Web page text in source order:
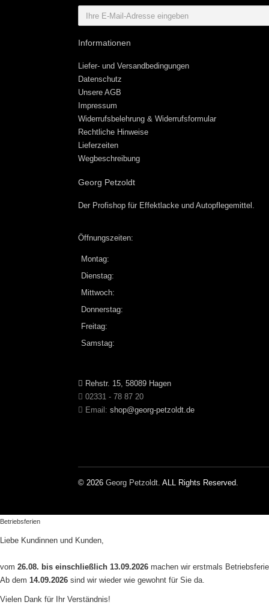
Informationen
Liefer- und Versandbedingungen
Datenschutz
Unsere AGB
Impressum
Widerrufsbelehrung & Widerrufsformular
Rechtliche Hinweise
Lieferzeiten
Wegbeschreibung
Georg Petzoldt
Der Profishop für Effektlacke und Autopflegemittel .
Öffnungszeiten:
Montag:
Dienstag:
Mittwoch:
Donnerstag:
Freitag:
Samstag:
Rehstr. 15, 58089 Hagen
02331 - 78 87 20
Email: shop@georg-petzoldt.de
© 2026 Georg Petzoldt . ALL Rights Reserved.
Betriebsferien
Liebe Kundinnen und Kunden,
vom 26.08. bis einschließlich 13.09.2026 machen wir erstmals
Ab dem 14.09.2026 sind wir wieder wie gewohnt für Sie da.
Vielen Dank für Ihr Verständnis!